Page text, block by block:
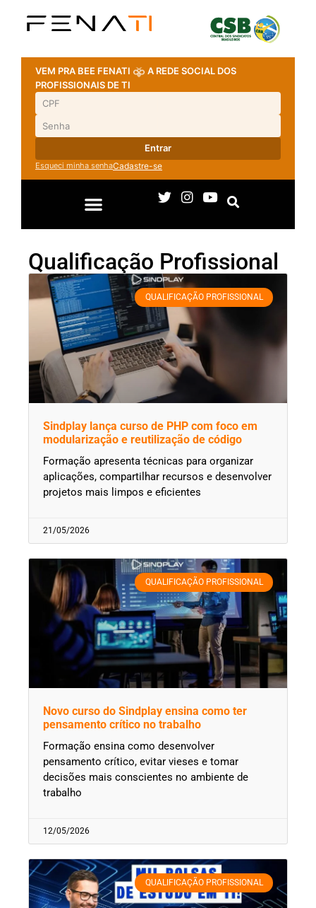
VEM PRA BEE FENATI
A REDE SOCIAL DOS
PROFISSIONAIS DE TI
Entrar
Esqueci minha senhaCadastre-se
Qualificação Profissional
QUALIFICAÇÃO PROFISSIONAL
Sindplay lança curso de PHP com foco em
modularização e reutilização de código
Formação apresenta técnicas para organizar
aplicações, compartilhar recursos e desenvolver
projetos mais limpos e eficientes
21/05/2026
QUALIFICAÇÃO PROFISSIONAL
Novo curso do Sindplay ensina como ter
pensamento crítico no trabalho
Formação ensina como desenvolver
pensamento crítico, evitar vieses e tomar
decisões mais conscientes no ambiente de
trabalho
12/05/2026
QUALIFICAÇÃO PROFISSIONAL